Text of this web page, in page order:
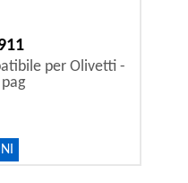
per Olivetti -